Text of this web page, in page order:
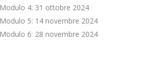
Modulo 4: 31 ottobre 2024
Modulo 5: 14 novembre 2024
Modulo 6: 28 novembre 2024